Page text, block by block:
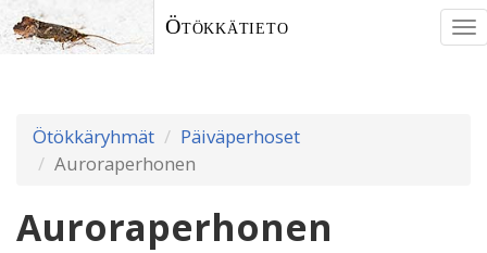
Ötökkätieto
Ötökkäryhmät
Päiväperhoset
Auroraperhonen
Auroraperhonen